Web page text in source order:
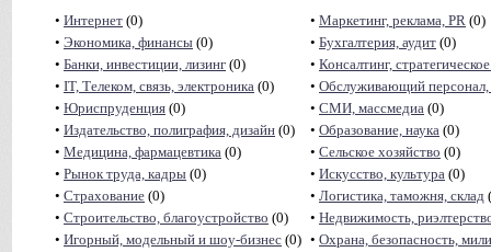
• Интернет (0) • Маркетинг, реклама, PR (0)
• Экономика, финансы (0) • Бухгалтерия, аудит (0)
• Банки, инвестиции, лизинг (0) • Консалтинг,
• IT, Телеком, связь, электроника (0) • Обслуживающий персонал,
• Юриспруденция (0) • СМИ, массмедиа (0)
• Издательство, полиграфия, дизайн (0) • Образование, наука (0)
• Медицина, фармацевтика (0) • Сельское хозяйство (0)
• Рынок труда, кадры (0) • Искусство, культура (0)
• Страхование (0) • Логистика, таможня, склад
• Строительство, благоустройство (0) • Недвижимость,
• Игорный, модельный и шоу-бизнес (0) • Охрана, безопасность,